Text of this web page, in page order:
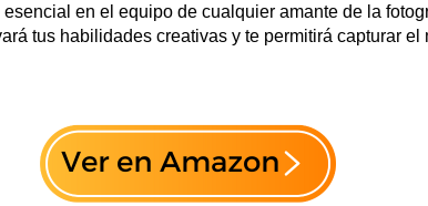
en el equipo de cualquier amante de la
tus habilidades creativas y te permitirá capturar el